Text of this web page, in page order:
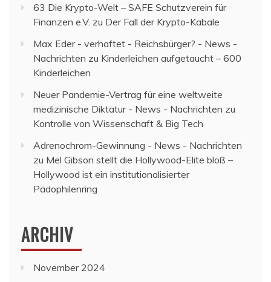
63 Die Krypto-Welt – SAFE Schutzverein für
Finanzen e.V. zu Der Fall der Krypto-Kabale
Max Eder - verhaftet - Reichsbürger? - News -
Nachrichten zu Kinderleichen aufgetaucht – 600
Kinderleichen
Neuer Pandemie-Vertrag für eine weltweite
medizinische Diktatur - News - Nachrichten zu
Kontrolle von Wissenschaft & Big Tech
Adrenochrom-Gewinnung - News - Nachrichten
zu Mel Gibson stellt die Hollywood-Elite bloß –
Hollywood ist ein institutionalisierter
Pädophilenring
ARCHIV
November 2024